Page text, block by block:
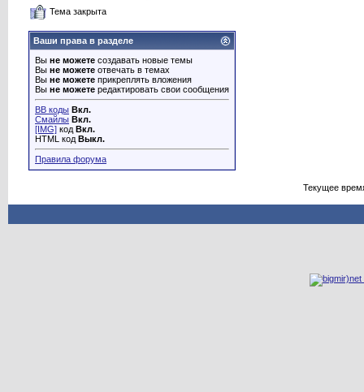
Тема закрыта
Ваши права в разделе
Вы не можете создавать новые темы
Вы не можете отвечать в темах
Вы не можете прикреплять вложения
Вы не можете редактировать свои сообщения
BB коды Вкл.
Смайлы Вкл.
[IMG] код Вкл.
HTML код Выкл.
Правила форума
Текущее